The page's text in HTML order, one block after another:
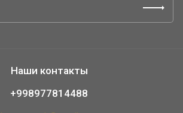
Наши контакты
+998977814488